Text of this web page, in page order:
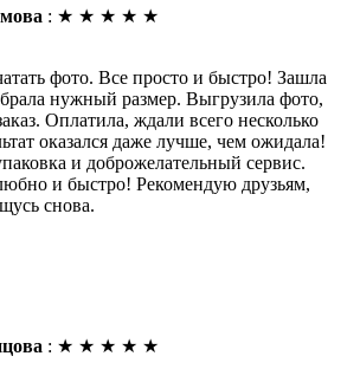
: ★ ★ ★ ★ ★
фото. Все просто и быстро! Зашла
нужный размер. Выгрузила фото,
Оплатила, ждали всего несколько
оказался даже лучше, чем ожидала!
и доброжелательный сервис.
и быстро! Рекомендую друзьям,
снова.
: ★ ★ ★ ★ ★